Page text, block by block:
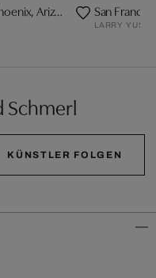
Crisscrossed Highway interchange, Phoenix, Arizona San
LARRY YUST
Schmerl
KÜNSTLER FOLGEN